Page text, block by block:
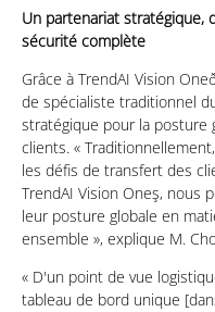
Un partenariat stratégique,
sécurité complète
Grâce à TrendAI Vision
de spécialiste traditionnel
stratégique pour la posture
clients. «
les défis de transfert des
TrendAI Vision Oneş, nous
leur posture globale en
ensemble », explique M.
« D'un point de vue
tableau de bord unique